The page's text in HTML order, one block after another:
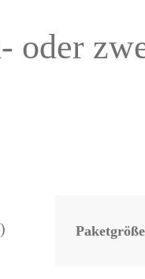
oder
Paketgröße